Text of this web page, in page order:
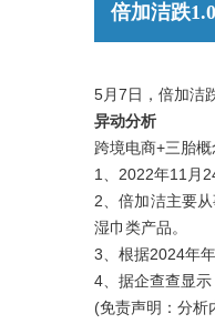
倍加洁跌
5月7日，倍加洁
异动分析
跨境电商+三胎
1、2022年11月
2、倍加洁主要
湿巾类产品。
3、根据2024年
4、据企查查显
(免责声明：分析